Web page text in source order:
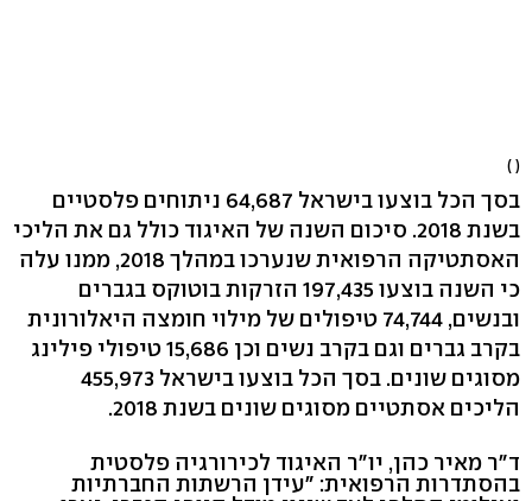
( )
בסך הכל בוצעו בישראל 64,687 ניתוחים פלסטיים
בשנת 2018. סיכום השנה של האיגוד כולל גם את הליכי
האסתטיקה הרפואית שנערכו במהלך 2018, ממנו עלה
כי השנה בוצעו 197,435 הזרקות בוטוקס בגברים
ובנשים, 74,744 טיפולים של מילוי חומצה היאלורונית
בקרב גברים וגם בקרב נשים וכן 15,686 טיפולי פילינג
מסוגים שונים. בסך הכל בוצעו בישראל 455,973
הליכים אסתטיים מסוגים שונים בשנת 2018.
ד"ר מאיר כהן, יו"ר האיגוד לכירורגיה פלסטית
בהסתדרות הרפואית: "עידן הרשתות החברתיות